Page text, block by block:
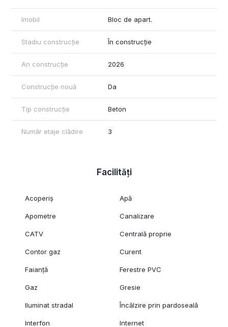
Imobil Bloc de apart.
Stadiu construcție În construcție
An construcție 2026
Construcție nouă Da
Tip construcție Beton
Număr etaje clădire 3
Facilități
Acoperiș Apă
Apometre Canalizare
CATV Centrală proprie
Contor gaz Curent
Faianță Ferestre PVC
Gaz Gresie
Iluminat stradal Încălzire prin pardoseală
Interfon Internet